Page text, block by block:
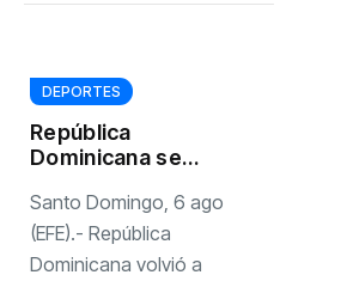
DEPORTES
República
Dominicana se
ramas del 4×100
en los Juegos de
Santo Domingo
Santo Domingo, 6 ago
(EFE).- República
Dominicana volvió a